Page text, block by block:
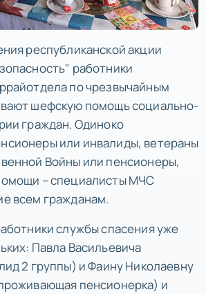
республиканской акции
работники
по чрезвычайным
шефскую помощь социально-
граждан. Одиноко
или инвалиды, ветераны
Войны или пенсионеры,
– специалисты МЧС
всем гражданам.
службы спасения уже
Павла Васильевича
2 группы) и Фаину Николаевну
пенсионерка) и